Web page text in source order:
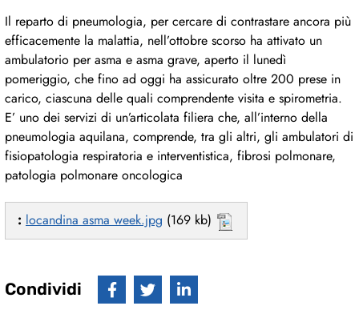
Il reparto di pneumologia, per cercare di contrastare ancora più
efficacemente la malattia, nell’ottobre scorso ha attivato un
ambulatorio per asma e asma grave, aperto il lunedì
pomeriggio, che fino ad oggi ha assicurato oltre 200 prese in
carico, ciascuna delle quali comprendente visita e spirometria.
E’ uno dei servizi di un’articolata filiera che, all’interno della
pneumologia aquilana, comprende, tra gli altri, gli ambulatori di
fisiopatologia respiratoria e interventistica, fibrosi polmonare,
patologia polmonare oncologica
: locandina asma week.jpg (169 kb)
Condividi